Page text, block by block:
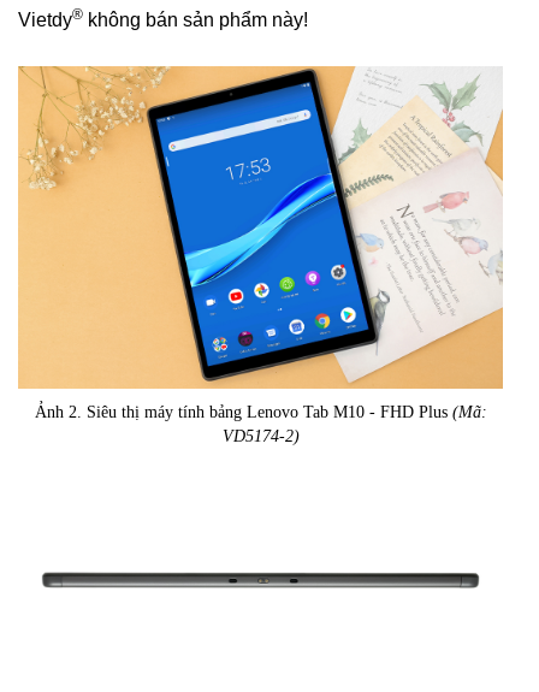
Vietdy® không bán sản phẩm này!
Ảnh 2. Siêu thị máy tính bảng Lenovo Tab M10 - FHD Plus (Mã:
VD5174-2)